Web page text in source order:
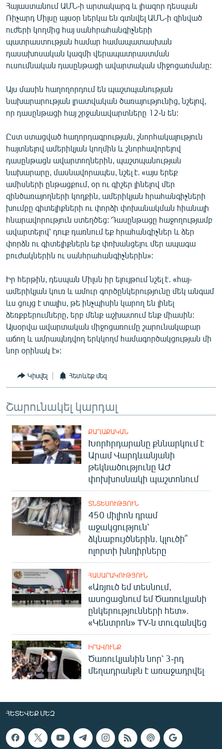
ԲԱՆԱՎԵՃ
ՁԳՏԵԼՈՎ ԼԱՎԱԳՈՒՅՆԻՆ
ՓՈԴՔԱՍԹ
English
Русский
ՀԵՏԵՎԵՔ ՄԵԶ
«Ազատության» բոլոր կայքերը
Հայաստանում ԱՄՆ-ի արտակարգ և լիազոր դեսպան
Ռիչարդ Միլսը այսօր ներկա են գտնվել ԱՄՆ-ի զինված
ուժերի կողմից հայ սանհրահանգիչների
պատրաստության համար համապատասխան
դասախոսական կազմի վերապատրաստման
ուսումնական դասընթացի ավարտական միջոցառմանը:
Այս մասին հաղողորդում են պաշտպանության
նախարարության լրատվական ծառայությունից, նշելով,
որ դասընթացի հայ շրջանավարտները 12-ն են:
Ըստ ստացված հաղորդագրության, շնորհակալություն
հայտնելով ամերիկյան կողմին և շնորհավորելով
դասընթացն ավարտողներին, պաշտպանության
նախարարը, մասնավորապես, նշել է. «այս երեք
ամիսների ընթացքում, օր ու գիշեր լինելով մեր
զինծառայողների կողքին, ամերիկյան հրահանգիչների
խումբը գիտելիքների ու փորձի փոխանակման հիանալի
հնարավորություն ստեղծեց: Դասընթացը հաջողությամբ
ավարտելով՝ դուք դառնում եք հրահանգիչներ և ձեր
փորձն ու գիտելիքներն եք փոխանցելու մեր ապագա
բուժակներին ու սանհրահանգիչներին»:
Իր հերթին, դեսպան Միլսն իր ելույթում նշել է․ «հայ-
ամերիկյան կուռ և ամուր գործընկերությունը մեկ անգամ
ևս ցույց է տալիս, թե ինչպիսին կարող են լինել
ձեռքբերումները, երբ մենք աշխատում ենք միասին:
Այսօրվա ավարտական միջոցառումը շարունակաբար
աճող և ամրապնդվող երկկողմ համագործակցության մի
նոր օրինակ է»:
Կիսվել Հետևեք մեզ
Շարունակել կարդալ
ՔԱՂԱՔԱԿԱՆ
Խորհրդարանը քննարկում է
Արամ Վարդևանյանի
թեկնածությունը ԱԺ
փոխխոսնակի պաշտոնում
ՏՆՏԵՍՈՒԹՅՈՒՆ
450 միլիոն դրամ
աջակցություն՝
ձկնաբույծներին. կլուծի՞
ոլորտի խնդիրները
ՀԱՍԱՐԱԿՈՒԹՅՈՒՆ
«Առյուծ եմ տեսնում,
ասոցացնում եմ Ծառուկյանի
ընկերությունների հետ».
«Կենտրոն» TV-ն տուգանվեց
ԻՐԱՎՈՒՆՔ
Ծառուկյանին նոր՝ 3-րդ
մեղադրանքն է առաջադրվել
ՀԵՏԵՎԵՔ ՄԵԶ